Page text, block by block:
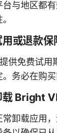
台与地区都
或退款保
供免费试用
务必在购买
Bright
卸载应用